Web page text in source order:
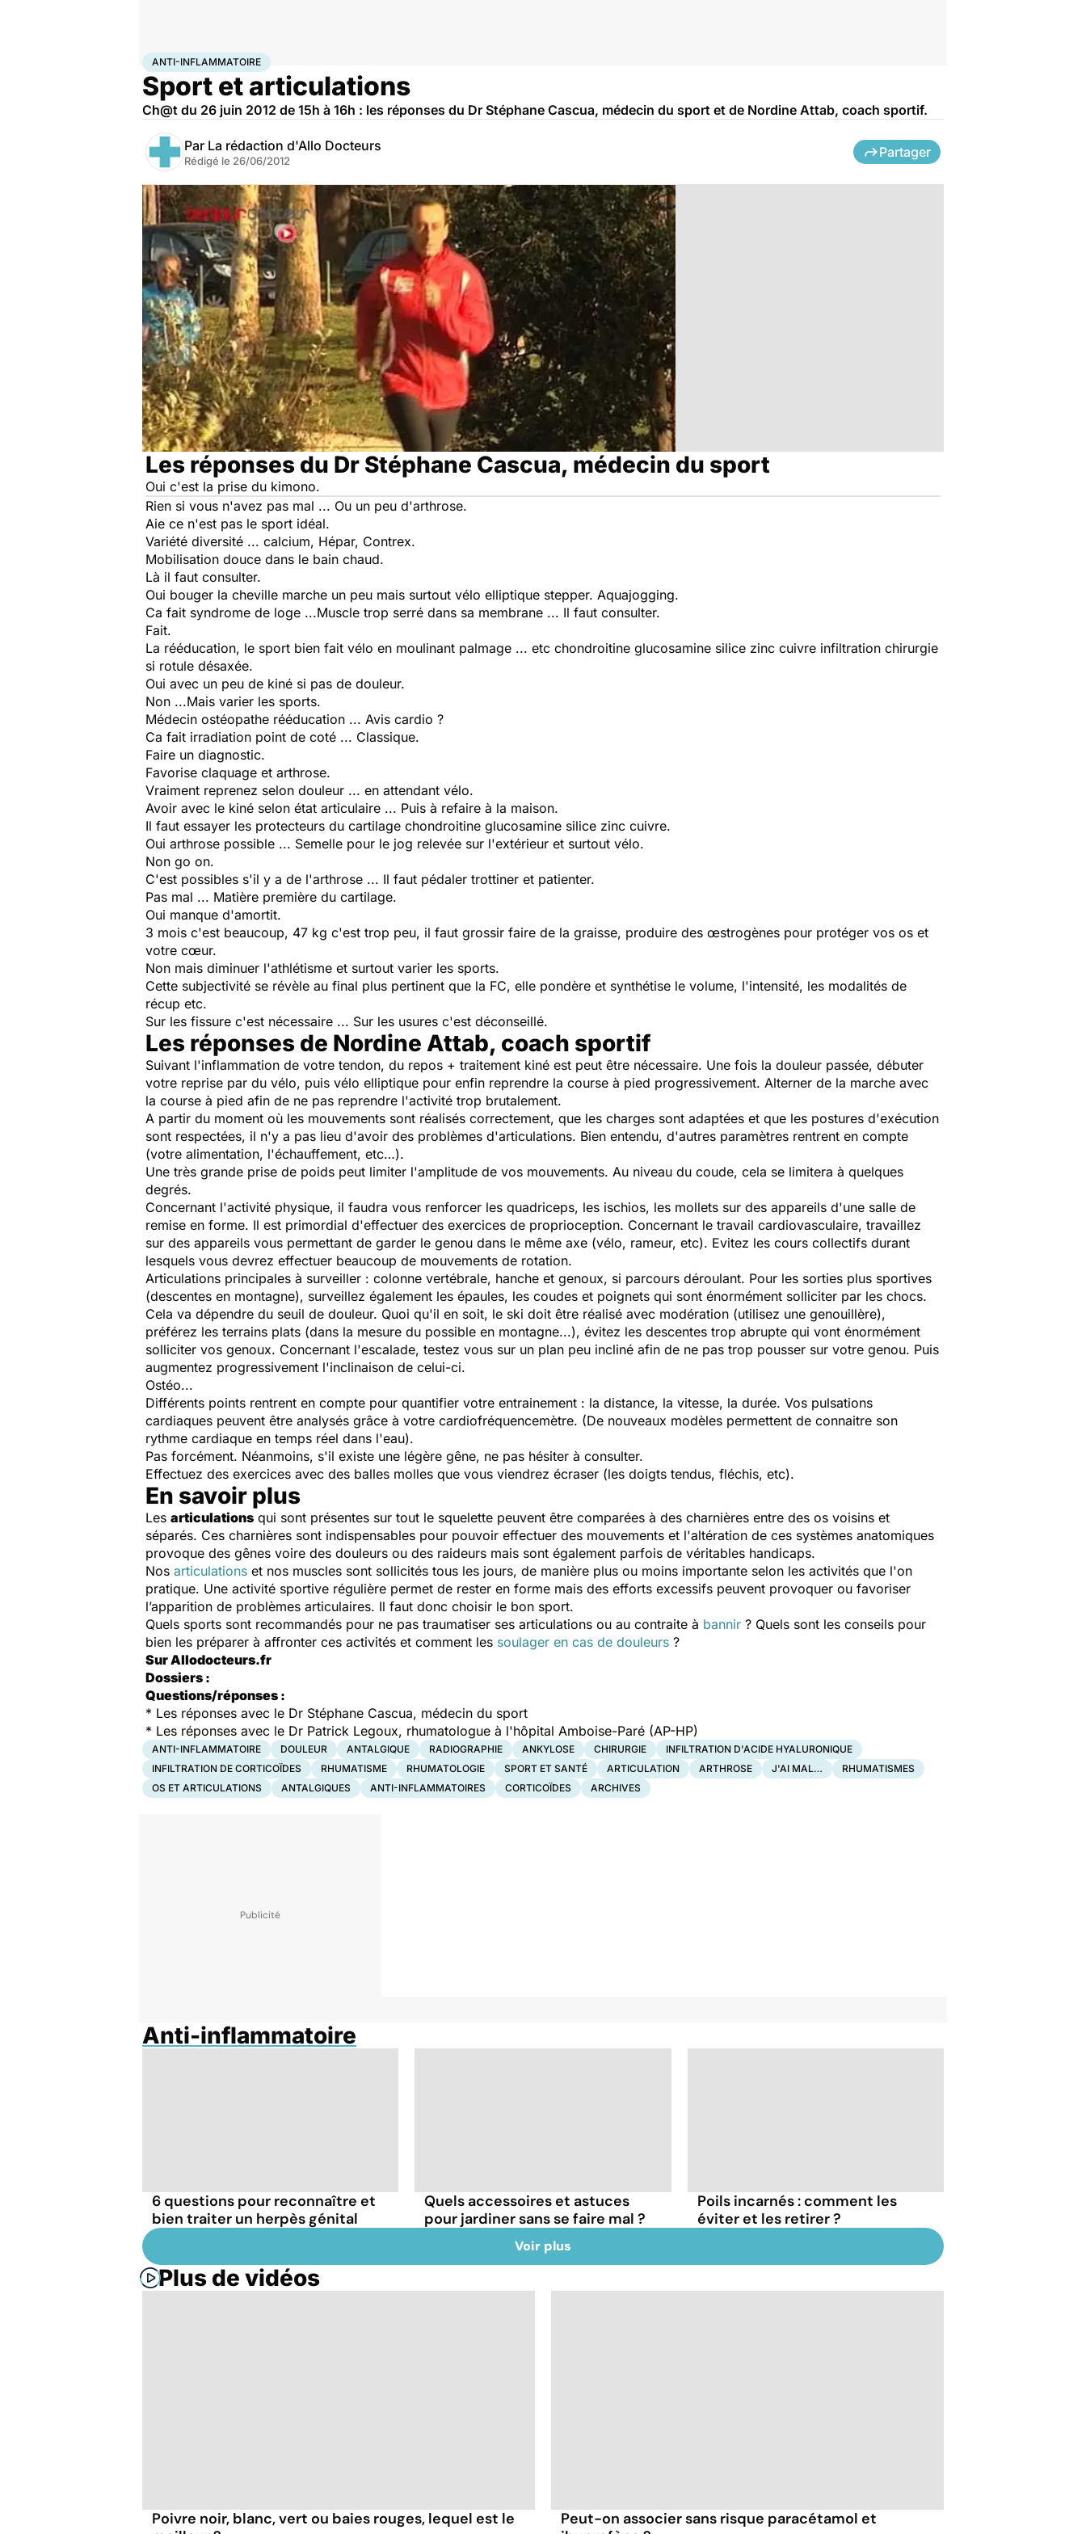
AccueilSantéMaladiesAnti-inflammatoire
ANTI-INFLAMMATOIRE
Sport et articulations
Ch@t du 26 juin 2012 de 15h à 16h : les réponses du Dr Stéphane Cascua, médecin du sport et de Nordine Attab, coach sportif.
Par La rédaction d'Allo Docteurs
Rédigé le 26/06/2012
Partager
Les réponses du Dr Stéphane Cascua, médecin du sport
Oui c'est la prise du kimono.
Rien si vous n'avez pas mal ... Ou un peu d'arthrose.
Aie ce n'est pas le sport idéal.
Variété diversité ... calcium, Hépar, Contrex.
Mobilisation douce dans le bain chaud.
Là il faut consulter.
Oui bouger la cheville marche un peu mais surtout vélo elliptique stepper. Aquajogging.
Ca fait syndrome de loge ...Muscle trop serré dans sa membrane ... Il faut consulter.
Fait.
La rééducation, le sport bien fait vélo en moulinant palmage ... etc chondroitine glucosamine silice zinc cuivre infiltration chirurgie
si rotule désaxée.
Oui avec un peu de kiné si pas de douleur.
Non ...Mais varier les sports.
Médecin ostéopathe rééducation ... Avis cardio ?
Ca fait irradiation point de coté ... Classique.
Faire un diagnostic.
Favorise claquage et arthrose.
Vraiment reprenez selon douleur ... en attendant vélo.
Avoir avec le kiné selon état articulaire ... Puis à refaire à la maison.
Il faut essayer les protecteurs du cartilage chondroitine glucosamine silice zinc cuivre.
Oui arthrose possible ... Semelle pour le jog relevée sur l'extérieur et surtout vélo.
Non go on.
C'est possibles s'il y a de l'arthrose ... Il faut pédaler trottiner et patienter.
Pas mal ... Matière première du cartilage.
Oui manque d'amortit.
3 mois c'est beaucoup, 47 kg c'est trop peu, il faut grossir faire de la graisse, produire des œstrogènes pour protéger vos os et
votre cœur.
Non mais diminuer l'athlétisme et surtout varier les sports.
Cette subjectivité se révèle au final plus pertinent que la FC, elle pondère et synthétise le volume, l'intensité, les modalités de
récup etc.
Sur les fissure c'est nécessaire ... Sur les usures c'est déconseillé.
Les réponses de Nordine Attab, coach sportif
Suivant l'inflammation de votre tendon, du repos + traitement kiné est peut être nécessaire. Une fois la douleur passée, débuter
votre reprise par du vélo, puis vélo elliptique pour enfin reprendre la course à pied progressivement. Alterner de la marche avec
la course à pied afin de ne pas reprendre l'activité trop brutalement.
A partir du moment où les mouvements sont réalisés correctement, que les charges sont adaptées et que les postures d'exécution
sont respectées, il n'y a pas lieu d'avoir des problèmes d'articulations. Bien entendu, d'autres paramètres rentrent en compte
(votre alimentation, l'échauffement, etc…).
Une très grande prise de poids peut limiter l'amplitude de vos mouvements. Au niveau du coude, cela se limitera à quelques
degrés.
Concernant l'activité physique, il faudra vous renforcer les quadriceps, les ischios, les mollets sur des appareils d'une salle de
remise en forme. Il est primordial d'effectuer des exercices de proprioception. Concernant le travail cardiovasculaire, travaillez
sur des appareils vous permettant de garder le genou dans le même axe (vélo, rameur, etc). Evitez les cours collectifs durant
lesquels vous devrez effectuer beaucoup de mouvements de rotation.
Articulations principales à surveiller : colonne vertébrale, hanche et genoux, si parcours déroulant. Pour les sorties plus sportives
(descentes en montagne), surveillez également les épaules, les coudes et poignets qui sont énormément solliciter par les chocs.
Cela va dépendre du seuil de douleur. Quoi qu'il en soit, le ski doit être réalisé avec modération (utilisez une genouillère),
préférez les terrains plats (dans la mesure du possible en montagne...), évitez les descentes trop abrupte qui vont énormément
solliciter vos genoux. Concernant l'escalade, testez vous sur un plan peu incliné afin de ne pas trop pousser sur votre genou. Puis
augmentez progressivement l'inclinaison de celui-ci.
Ostéo...
Différents points rentrent en compte pour quantifier votre entrainement : la distance, la vitesse, la durée. Vos pulsations
cardiaques peuvent être analysés grâce à votre cardiofréquencemètre. (De nouveaux modèles permettent de connaitre son
rythme cardiaque en temps réel dans l'eau).
Pas forcément. Néanmoins, s'il existe une légère gêne, ne pas hésiter à consulter.
Effectuez des exercices avec des balles molles que vous viendrez écraser (les doigts tendus, fléchis, etc).
En savoir plus
Les articulations qui sont présentes sur tout le squelette peuvent être comparées à des charnières entre des os voisins et
séparés. Ces charnières sont indispensables pour pouvoir effectuer des mouvements et l'altération de ces systèmes anatomiques
provoque des gênes voire des douleurs ou des raideurs mais sont également parfois de véritables handicaps.
Nos articulations et nos muscles sont sollicités tous les jours, de manière plus ou moins importante selon les activités que l'on
pratique. Une activité sportive régulière permet de rester en forme mais des efforts excessifs peuvent provoquer ou favoriser
l’apparition de problèmes articulaires. Il faut donc choisir le bon sport.
Quels sports sont recommandés pour ne pas traumatiser ses articulations ou au contraite à bannir ? Quels sont les conseils pour
bien les préparer à affronter ces activités et comment les soulager en cas de douleurs ?
Sur Allodocteurs.fr
Dossiers :
Questions/réponses :
* Les réponses avec le Dr Stéphane Cascua, médecin du sport
* Les réponses avec le Dr Patrick Legoux, rhumatologue à l'hôpital Amboise-Paré (AP-HP)
ANTI-INFLAMMATOIRE DOULEUR ANTALGIQUE RADIOGRAPHIE ANKYLOSE CHIRURGIE
INFILTRATION D'ACIDE HYALURONIQUE
INFILTRATION DE CORTICOÏDES
RHUMATISME RHUMATOLOGIE SPORT ET SANTÉ ARTICULATION ARTHROSE J'AI MAL…
RHUMATISMES
OS ET ARTICULATIONS
ANTALGIQUES ANTI-INFLAMMATOIRES CORTICOÏDES ARCHIVES
Anti-inflammatoire
6 questions pour reconnaître et
bien traiter un herpès génital
Quels accessoires et astuces
pour jardiner sans se faire mal ?
Poils incarnés : comment les
éviter et les retirer ?
Voir plus
Plus de vidéos
Poivre noir, blanc, vert ou baies rouges, lequel est le
Peut-on associer sans risque paracétamol et